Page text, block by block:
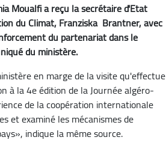
Moualfi a reçu la secrétaire d'Etat
du Climat, Franziska Brantner, avec
du partenariat dans le
du ministère.
en marge de la visite qu'effectue
à la 4e édition de la Journée algéro-
de la coopération internationale
et examiné les mécanismes de
indique la même source.